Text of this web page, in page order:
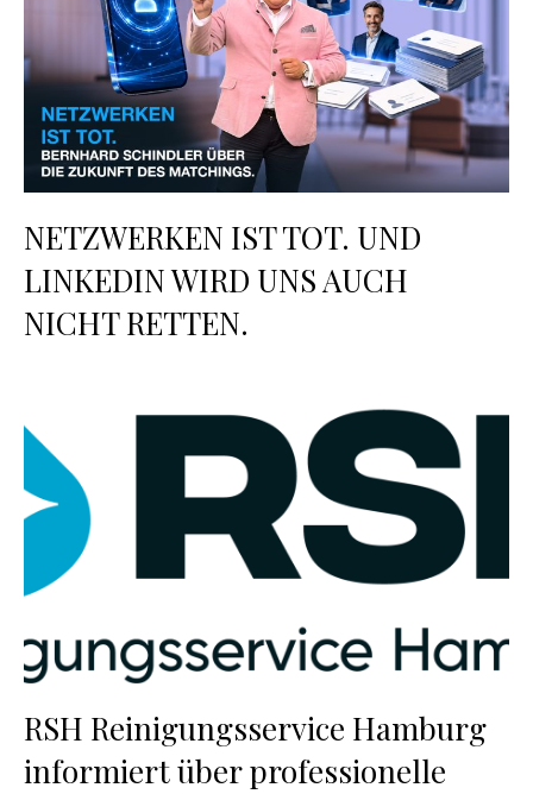
NETZWERKEN IST TOT. UND
LINKEDIN WIRD UNS AUCH
NICHT RETTEN.
RSH Reinigungsservice Hamburg
informiert über professionelle